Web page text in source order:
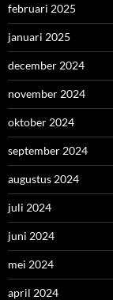
februari 2025
januari 2025
december 2024
november 2024
oktober 2024
september 2024
augustus 2024
juli 2024
juni 2024
mei 2024
april 2024